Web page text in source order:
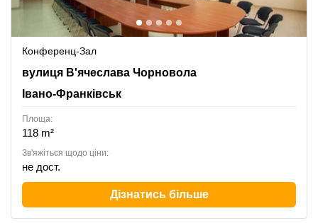
Конференц-Зал
Viacheslava Chornovola Street 7, Івано-Франківськ
вулиця В'ячеслава Чорновола
Івано-Франківськ
Площа:
118 m²
Зв'яжіться щодо ціни:
не дост.
Дізнатись більше